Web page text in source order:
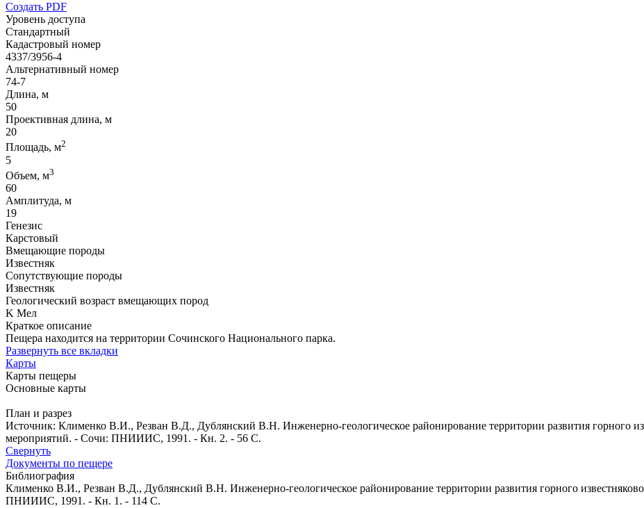
Создать PDF
Уровень доступа
Стандартный
Кадастровый номер
4337/3956-4
Альтернативный номер
74-7
Длина, м
50
Проективная длина, м
20
Площадь, м2
5
Объем, м3
60
Амплитуда, м
19
Генезис
Карстовый
Вмещающие породы
Известняк
Сопутствующие породы
Известняк
Геологический возраст вмещающих пород
K Мел
Краткое описание
Пещера находится на территории Сочинского Национального парка.
Развернуть все вкладки
Карты
Карты пещеры
Основные карты
План и разрез
Источник: Клименко В.И., Резван В.Д., Дублянский В.Н. Инженерно-геологическое районирование территории развития горного
мероприятий. - Сочи: ПНИИИС, 1991. - Кн. 2. - 56 С.
Свернуть
Документы по пещере
Библиография
Клименко В.И., Резван В.Д., Дублянский В.Н. Инженерно-геологическое районирование территории развития горного
ПНИИИС, 1991. - Кн. 1. - 114 С.